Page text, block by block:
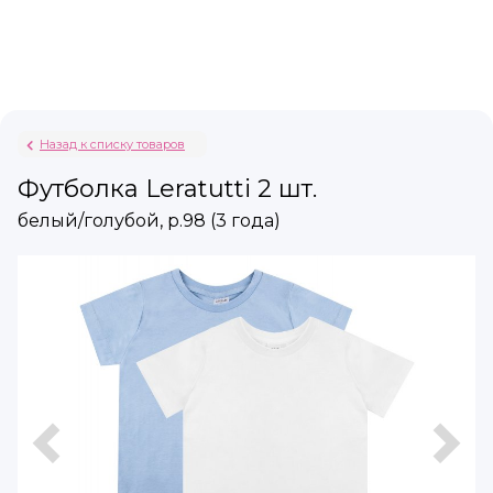
Назад к списку товаров
Футболка Leratutti 2 шт.
белый/голубой, р.98 (3 года)